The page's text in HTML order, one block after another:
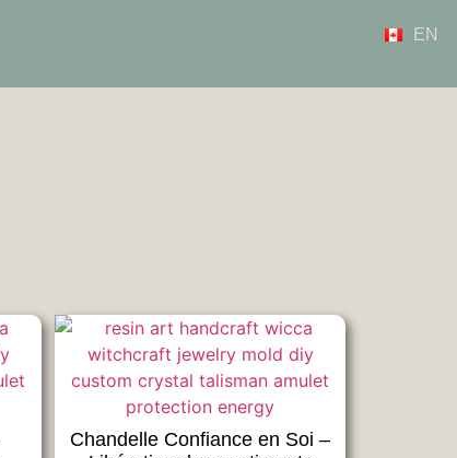
EN
Chandelle Confiance en Soi –